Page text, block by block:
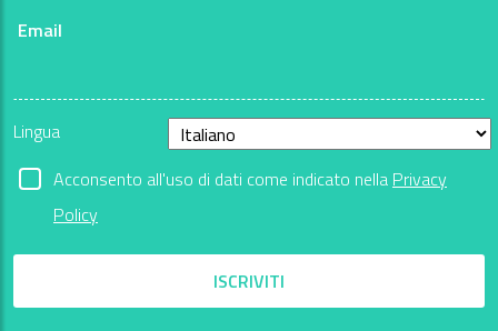
Email
Lingua
Acconsento all'uso di dati come indicato nella Privacy
Policy
ISCRIVITI